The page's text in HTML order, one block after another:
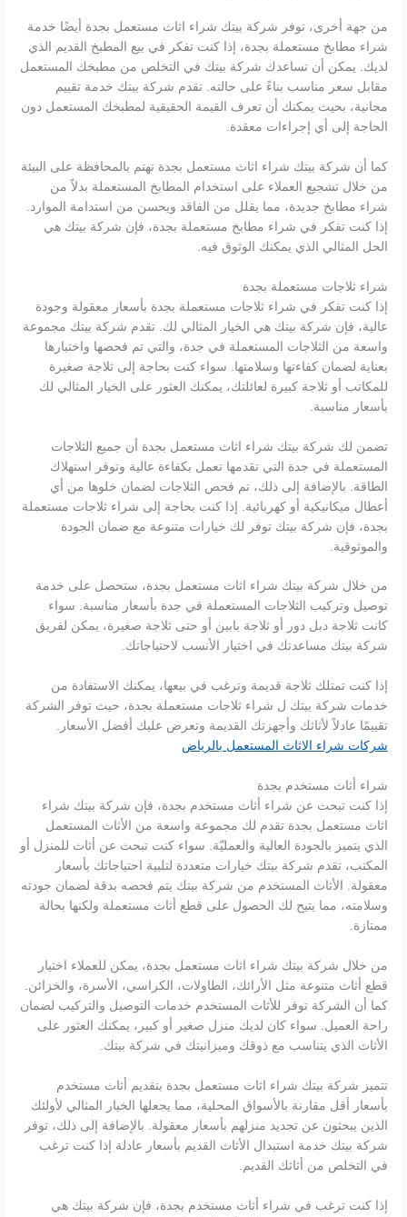
من جهة أخرى، توفر شركة بيتك شراء اثاث مستعمل بجدة أيضًا خدمة
شراء مطابخ مستعملة بجدة، إذا كنت تفكر في بيع المطبخ القديم الذي
لديك. يمكن أن تساعدك شركة بيتك في التخلص من مطبخك المستعمل
مقابل سعر مناسب بناءً على حالته. تقدم شركة بيتك خدمة تقييم
مجانية، بحيث يمكنك أن تعرف القيمة الحقيقية لمطبخك المستعمل دون
الحاجة إلى أي إجراءات معقدة.
كما أن شركة بيتك شراء اثاث مستعمل بجدة تهتم بالمحافظة على البيئة
من خلال تشجيع العملاء على استخدام المطابخ المستعملة بدلاً من
شراء مطابخ جديدة، مما يقلل من الفاقد ويحسن من استدامة الموارد.
إذا كنت تفكر في شراء مطابخ مستعملة بجدة، فإن شركة بيتك هي
الحل المثالي الذي يمكنك الوثوق فيه.
شراء ثلاجات مستعملة بجدة
إذا كنت تفكر في شراء ثلاجات مستعملة بجدة بأسعار معقولة وجودة
عالية، فإن شركة بيتك هي الخيار المثالي لك. تقدم شركة بيتك مجموعة
واسعة من الثلاجات المستعملة في جدة، والتي تم فحصها واختبارها
بعناية لضمان كفاءتها وسلامتها. سواء كنت بحاجة إلى ثلاجة صغيرة
للمكاتب أو ثلاجة كبيرة لعائلتك، يمكنك العثور على الخيار المثالي لك
بأسعار مناسبة.
تضمن لك شركة بيتك شراء اثاث مستعمل بجدة أن جميع الثلاجات
المستعملة في جدة التي تقدمها تعمل بكفاءة عالية وتوفر استهلاك
الطاقة. بالإضافة إلى ذلك، تم فحص الثلاجات لضمان خلوها من أي
أعطال ميكانيكية أو كهربائية. إذا كنت بحاجة إلى شراء ثلاجات مستعملة
بجدة، فإن شركة بيتك توفر لك خيارات متنوعة مع ضمان الجودة
والموثوقية.
من خلال شركة بيتك شراء اثاث مستعمل بجدة، ستحصل على خدمة
توصيل وتركيب الثلاجات المستعملة في جدة بأسعار مناسبة. سواء
كانت ثلاجة دبل دور أو ثلاجة بابين أو حتى ثلاجة صغيرة، يمكن لفريق
شركة بيتك مساعدتك في اختيار الأنسب لاحتياجاتك.
إذا كنت تمتلك ثلاجة قديمة وترغب في بيعها، يمكنك الاستفادة من
خدمات شركة بيتك ل شراء ثلاجات مستعملة بجدة، حيث توفر الشركة
تقييمًا عادلاً لأثاثك وأجهزتك القديمة وتعرض عليك أفضل الأسعار.
شركات شراء الاثاث المستعمل بالرياض
شراء أثاث مستخدم بجدة
إذا كنت تبحث عن شراء أثاث مستخدم بجدة، فإن شركة بيتك شراء
اثاث مستعمل بجدة تقدم لك مجموعة واسعة من الأثاث المستعمل
الذي يتميز بالجودة العالية والعمليّة. سواء كنت تبحث عن أثاث للمنزل أو
المكتب، تقدم شركة بيتك خيارات متعددة لتلبية احتياجاتك بأسعار
معقولة. الأثاث المستخدم من شركة بيتك يتم فحصه بدقة لضمان جودته
وسلامته، مما يتيح لك الحصول على قطع أثاث مستعملة ولكنها بحالة
ممتازة.
من خلال شركة بيتك شراء اثاث مستعمل بجدة، يمكن للعملاء اختيار
قطع أثاث متنوعة مثل الأرائك، الطاولات، الكراسي، الأسرة، والخزائن.
كما أن الشركة توفر للأثاث المستخدم خدمات التوصيل والتركيب لضمان
راحة العميل. سواء كان لديك منزل صغير أو كبير، يمكنك العثور على
الأثاث الذي يتناسب مع ذوقك وميزانيتك في شركة بيتك.
تتميز شركة بيتك شراء اثاث مستعمل بجدة بتقديم أثاث مستخدم
بأسعار أقل مقارنة بالأسواق المحلية، مما يجعلها الخيار المثالي لأولئك
الذين يبحثون عن تجديد منزلهم بأسعار معقولة. بالإضافة إلى ذلك، توفر
شركة بيتك خدمة استبدال الأثاث القديم بأسعار عادلة إذا كنت ترغب
في التخلص من أثاثك القديم.
إذا كنت ترغب في شراء أثاث مستخدم بجدة، فإن شركة بيتك هي